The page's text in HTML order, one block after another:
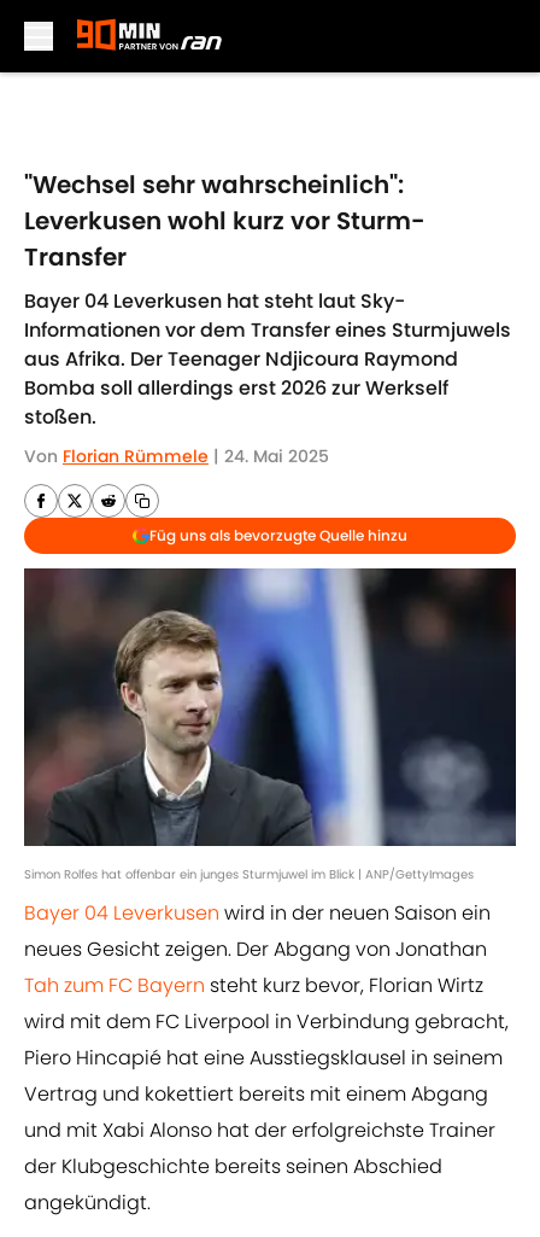
"Wechsel sehr wahrscheinlich":
Leverkusen wohl kurz vor Sturm-
Transfer
Bayer 04 Leverkusen hat steht laut Sky-
Informationen vor dem Transfer eines Sturmjuwels
aus Afrika. Der Teenager Ndjicoura Raymond
Bomba soll allerdings erst 2026 zur Werkself
stoßen.
Von Florian Rümmele | 24. Mai 2025
Füg uns als bevorzugte Quelle hinzu
Simon Rolfes hat offenbar ein junges Sturmjuwel im Blick | ANP/GettyImages
Bayer 04 Leverkusen wird in der neuen Saison ein
neues Gesicht zeigen. Der Abgang von Jonathan
Tah zum FC Bayern steht kurz bevor, Florian Wirtz
wird mit dem FC Liverpool in Verbindung gebracht,
Piero Hincapié hat eine Ausstiegsklausel in seinem
Vertrag und kokettiert bereits mit einem Abgang
und mit Xabi Alonso hat der erfolgreichste Trainer
der Klubgeschichte bereits seinen Abschied
angekündigt.